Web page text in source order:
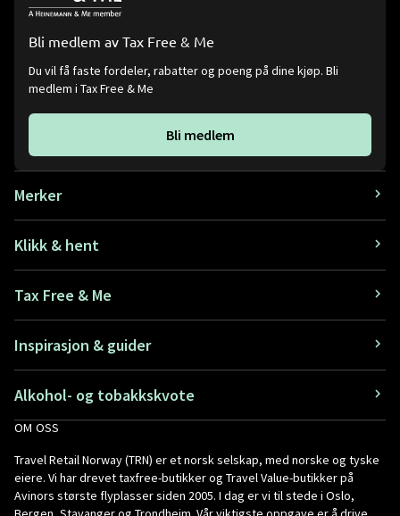
Bli medlem av Tax Free & Me
Du vil få faste fordeler, rabatter og poeng på dine kjøp. Bli
medlem i Tax Free & Me
Bli medlem
Merker
Klikk & hent
Tax Free & Me
Inspirasjon & guider
Alkohol- og tobakkskvote
OM OSS
Travel Retail Norway (TRN) er et norsk selskap, med norske og tyske
eiere. Vi har drevet taxfree-butikker og Travel Value-butikker på
Avinors største flyplasser siden 2005. I dag er vi til stede i Oslo,